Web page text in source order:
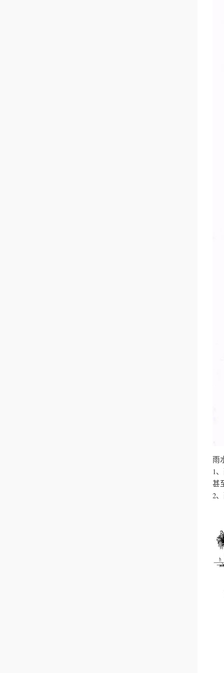
雨
1
甚
2